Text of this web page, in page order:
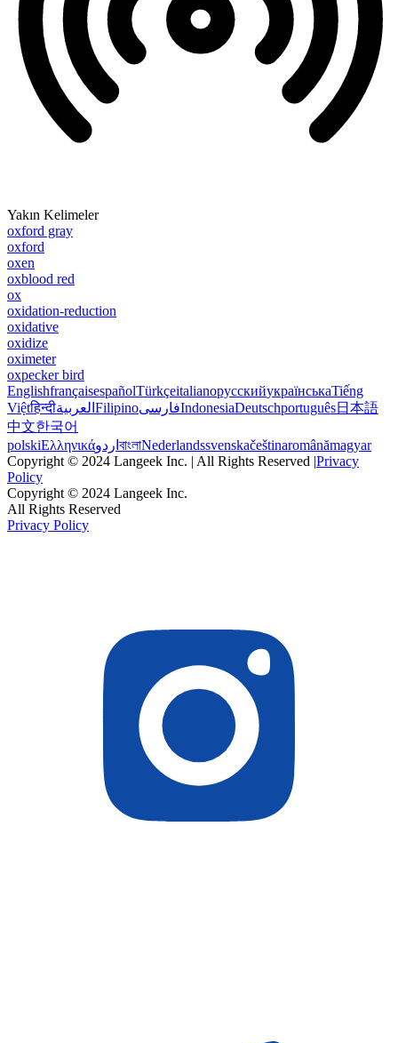
Yakın Kelimeler
oxford gray
oxford
oxen
oxblood red
ox
oxidation-reduction
oxidative
oxidize
oximeter
oxpecker bird
EnglishfrançaisespañolTürkçeitalianoрусскийукраїнськаTiếng
Việtहिन्दीالعربية FilipinoفارسیIndonesiaDeutschportuguês日本語
中文한국어
polskiΕλληνικάاردو বাংলাNederlandssvenskačeštinaromânămagyar
Copyright © 2024 Langeek Inc. | All Rights Reserved |Privacy
Policy
Copyright © 2024 Langeek Inc.
All Rights Reserved
Privacy Policy